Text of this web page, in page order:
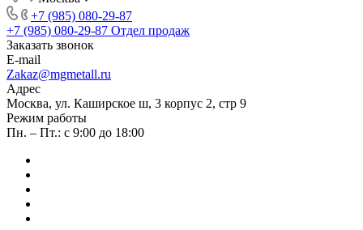
+7 (985) 080-29-87
+7 (985) 080-29-87 Отдел продаж
Заказать звонок
E-mail
Zakaz@mgmetall.ru
Адрес
Москва, ул. Каширское ш, 3 корпус 2, стр 9
Режим работы
Пн. – Пт.: с 9:00 до 18:00